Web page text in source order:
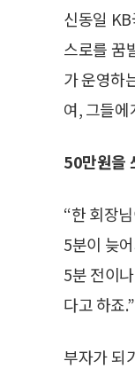
신동일
스로를 꿈
가 운영하
여, 그들에
50만원을
“한 회장
5분이 늦
5분 전이
다고 하죠.”
부자가 되